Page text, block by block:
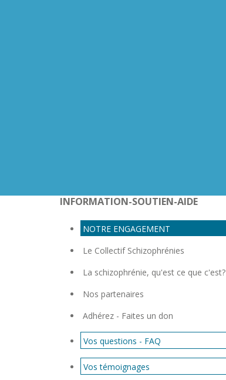
INFORMATION-SOUTIEN-AIDE
NOTRE ENGAGEMENT
Le Collectif Schizophrénies
La schizophrénie, qu'est ce que c'est?
Nos partenaires
Adhérez - Faites un don
Vos questions - FAQ
Vos témoignages